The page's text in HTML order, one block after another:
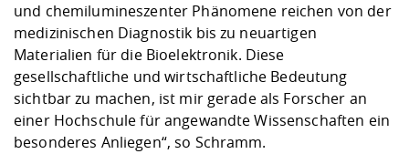
und chemilumineszenter Phänomene reichen von der
medizinischen Diagnostik bis zu neuartigen
Materialien für die Bioelektronik. Diese
gesellschaftliche und wirtschaftliche Bedeutung
sichtbar zu machen, ist mir gerade als Forscher an
einer Hochschule für angewandte Wissenschaften ein
besonderes Anliegen“, so Schramm.